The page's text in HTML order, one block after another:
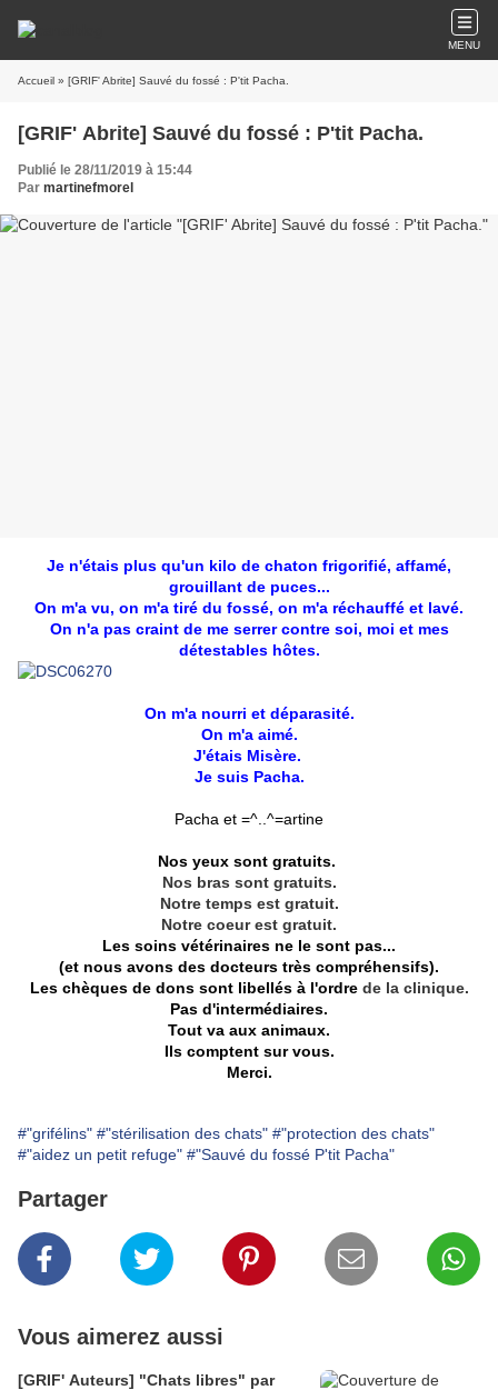
MENU
Accueil » [GRIF' Abrite] Sauvé du fossé : P'tit Pacha.
[GRIF' Abrite] Sauvé du fossé : P'tit Pacha.
Publié le 28/11/2019 à 15:44
Par martinefmorel
Je n'étais plus qu'un kilo de chaton frigorifié, affamé,
grouillant de puces...
On m'a vu, on m'a tiré du fossé, on m'a réchauffé et lavé.
On n'a pas craint de me serrer contre soi, moi et mes
détestables hôtes.
On m'a nourri et déparasité.
On m'a aimé.
J'étais Misère.
Je suis Pacha.
Pacha et =^..^=artine
Nos yeux sont gratuits.
Nos bras sont gratuits.
Notre temps est gratuit.
Notre coeur est gratuit.
Les soins vétérinaires ne le sont pas...
(et nous avons des docteurs très compréhensifs).
Les chèques de dons sont libellés à l'ordre de la clinique.
Pas d'intermédiaires.
Tout va aux animaux.
Ils comptent sur vous.
Merci.
#"grifélins" #"stérilisation des chats" #"protection des chats"
#"aidez un petit refuge" #"Sauvé du fossé P'tit Pacha"
Partager
Vous aimerez aussi
[GRIF' Auteurs] "Chats libres" par